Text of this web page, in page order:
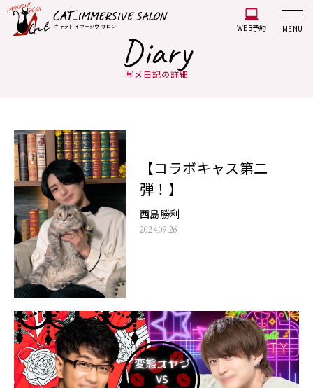
WEB予約 MENU
Diary
写メ日記の詳細
【コラボキャス第二
弾！】
西島勝利
2024.09.26